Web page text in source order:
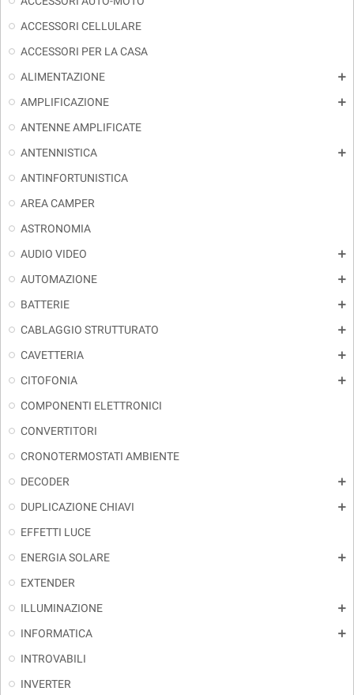
ACCESSORI CELLULARE
ACCESSORI PER LA CASA
ALIMENTAZIONE
add
AMPLIFICAZIONE add
ANTENNE AMPLIFICATE
ANTENNISTICA
add
ANTINFORTUNISTICA
AREA CAMPER
ASTRONOMIA
AUDIO VIDEO
add
AUTOMAZIONE add
BATTERIE add
CABLAGGIO STRUTTURATO add
CAVETTERIA add
CITOFONIA add
COMPONENTI ELETTRONICI
CONVERTITORI
CRONOTERMOSTATI AMBIENTE
DECODER
add
DUPLICAZIONE CHIAVI add
EFFETTI LUCE
ENERGIA SOLARE
add
EXTENDER
ILLUMINAZIONE
add
INFORMATICA add
INTROVABILI
INVERTER